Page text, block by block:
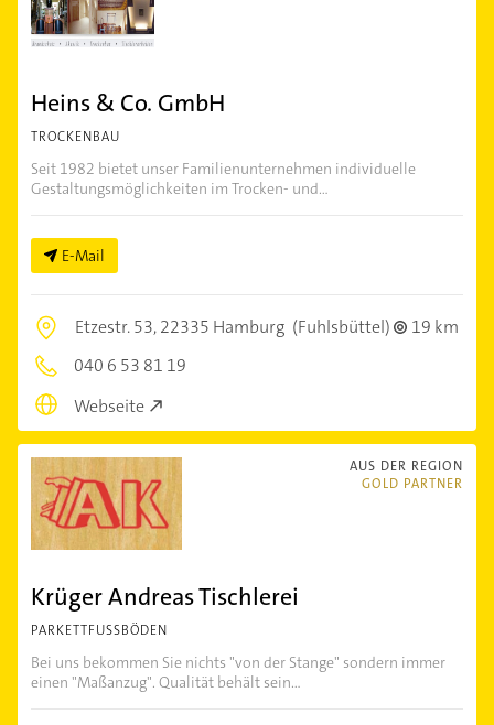
Heins & Co. GmbH
TROCKENBAU
Seit 1982 bietet unser Familienunternehmen individuelle
Gestaltungsmöglichkeiten im Trocken- und...
E-Mail
Etzestr. 53,22335 Hamburg (Fuhlsbüttel)
19 km
040 6 53 81 19
Webseite
AUS DER REGION
GOLD PARTNER
Krüger Andreas Tischlerei
PARKETTFUSSBÖDEN
Bei uns bekommen Sie nichts "von der Stange" sondern immer
einen "Maßanzug". Qualität behält sein...